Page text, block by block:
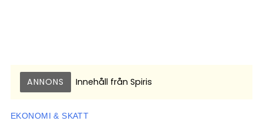
ANNONS Innehåll från Spiris
EKONOMI & SKATT